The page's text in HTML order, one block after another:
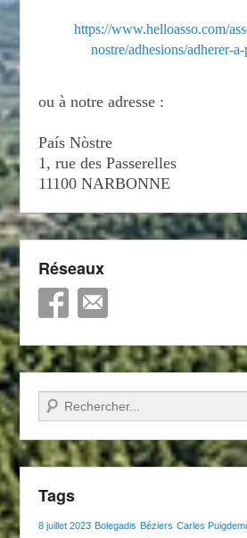
https://www.helloasso.com/
nostre/adhesions/adherer-
ou à notre adresse :
País Nòstre
1, rue des Passerelles
11100 NARBONNE
Réseaux
Recherche
Tags
8 juillet 2023 Bolegadis Béziers Carles